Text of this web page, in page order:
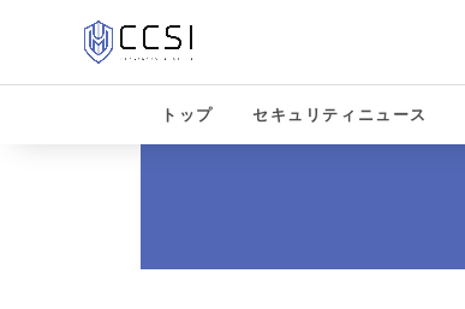
トップ セキュリティニュース